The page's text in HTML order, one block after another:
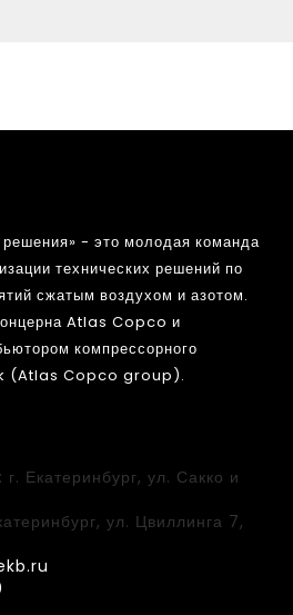
- это молодая команда
технических решений по
сжатым воздухом и азотом.
Atlas Copco и
компрессорного
(Atlas Copco group).
г. Екатеринбург, ул. Сакко и
ул. Цвиллинга 7,